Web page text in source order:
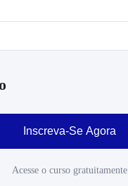
Inscreva-Se Agora
Acesse o curso gratuitamente